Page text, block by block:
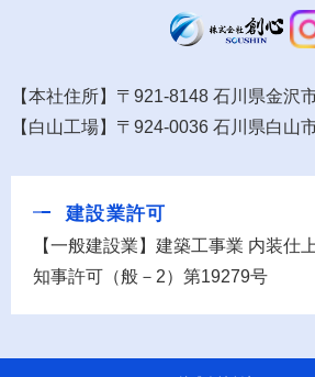
【本社住所】〒921-8148 石川県金沢
【白山工場】〒924-0036 石川県白山
建設業許可
【一般建設業】建築工事業 内装仕
知事許可（般－2）第19279号